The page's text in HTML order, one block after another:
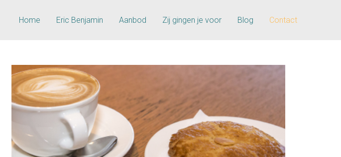
Home Eric Benjamin Aanbod Zij gingen je voor Blog Contact